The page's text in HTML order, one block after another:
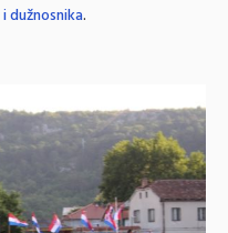
dužnosnika.